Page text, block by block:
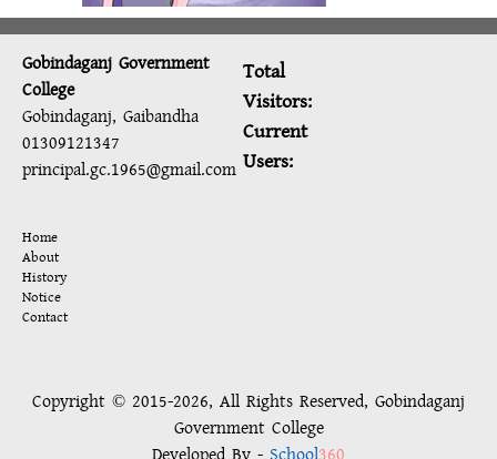
Gobindaganj Government
College
Gobindaganj, Gaibandha
01309121347
principal.gc.1965@gmail.com
Total
Visitors:
Current
Users:
Home
About
History
Notice
Contact
Copyright © 2015-2026, All Rights Reserved, Gobindaganj
Government College